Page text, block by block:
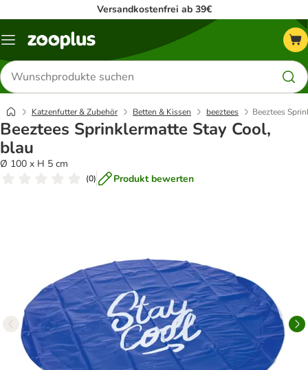
Versandkostenfrei ab 39€
Menü
Produkte
suchen
Katzenfutter & Zubehör Betten & Kissen beeztees Beeztees
Beeztees Sprinklermatte Stay Cool,
blau
Ø 100 x H 5 cm
(0) Produkt bewerten